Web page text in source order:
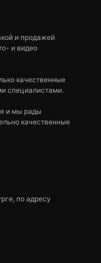
и продажей
и видео
качественные
специалистами.
и мы рады
качественные
по адресу